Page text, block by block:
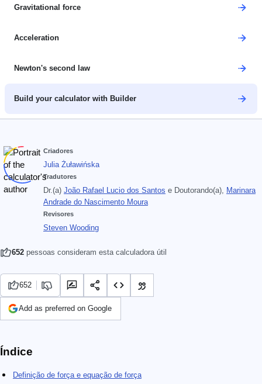
Gravitational force
Acceleration
Newton's second law
Build your calculator with Builder
Criadores
Julia Żuławińska
Tradutores
Dr.(a) João Rafael Lucio dos Santos e Doutorando(a), Marinara
Andrade do Nascimento Moura
Revisores
Steven Wooding
652 pessoas consideram esta calculadora útil
652
Add as preferred on Google
Índice
Definição de força e equação de força